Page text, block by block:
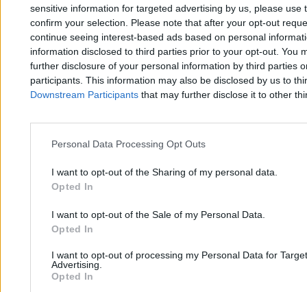
sensitive information for targeted advertising by us, please use
confirm your selection. Please note that after your opt-out
continue seeing interest-based ads based on personal
information disclosed to third parties prior to your opt-out. You
further disclosure of your personal information by third parties
participants. This information may also be disclosed by us to
Downstream Participants that may further disclose it to other
Personal Data Processing Opt Outs
I want to opt-out of the Sharing of my personal data.
Opted In
I want to opt-out of the Sale of my Personal Data.
Opted In
I want to opt-out of processing my Personal Data for
Advertising.
Opted In
Słowacja ogłasza stan wyjątkowy. Premier Fico
oskarża Ukrainę
Tomasz Pałasz